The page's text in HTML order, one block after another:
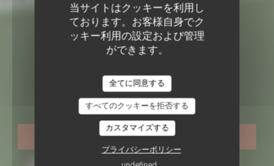
当サイトはクッキーを利用し
ております。お客様自身でク
ッキー利用の設定および管理
ができます。
全てに同意する
すべてのクッキーを拒否する
カスタマイズする
プライバシーポリシー
Le Chalet de Neuilly
予約
LE CHALET DE NEUILLY